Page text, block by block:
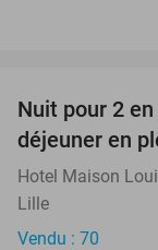
Nuit pour 2
déjeuner en
Hotel Maison
Lille
Vendu : 70